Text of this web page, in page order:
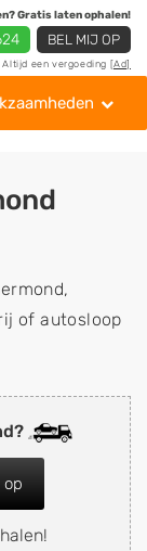
Gratis laten ophalen!
BEL MIJ OP
een vergoeding [Ad]
op
of autosloop
van
en
Wilt u
brommobiel